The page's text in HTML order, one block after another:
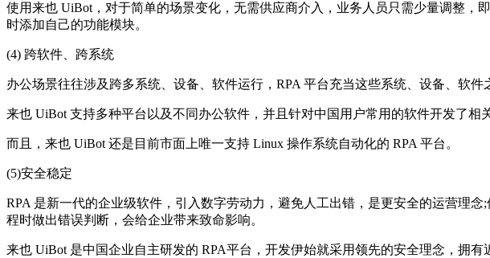
使用来也 UiBot，对于简单的场景变化，无需供应商介入，业务人员只需少量调整，
时添加自己的功能模块。
(4) 跨软件、跨系统
办公场景往往涉及跨多系统、设备、软件运行，RPA 平台充当这些系统、设备、软件
来也 UiBot 支持多种平台以及不同办公软件，并且针对中国用户常用的软件开发了相
而且，来也 UiBot 还是目前市面上唯一支持 Linux 操作系统自动化的 RPA 平台。
(5)安全稳定
RPA 是新一代的企业级软件，引入数字劳动力，避免人工出错，是更安全的运营
程时做出错误判断，会给企业带来致命影响。
来也 UiBot 是中国企业自主研发的 RPA平台，开发伊始就采用领先的安全理念，拥